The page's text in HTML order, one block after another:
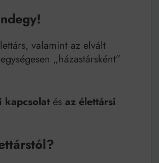
valamint az elvált
„házastársként”
kapcsolat és az élettársi